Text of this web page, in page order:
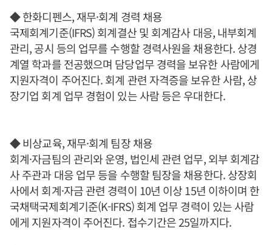
◆ 한화디펜스, 재무·회계 경력 채용
국제회계기준(IFRS) 회계결산 및 회계감사 대응, 내부회계
관리, 공시 등의 업무를 수행할 경력사원을 채용한다. 상경
계열 학과를 전공했으며 담당업무 경력을 보유한 사람에게
지원자격이 주어진다. 회계 관련 자격증을 보유한 사람, 상
장기업 회계 업무 경험이 있는 사람 등은 우대한다.
◆ 비상교육, 재무·회계 팀장 채용
회계·자금팀의 관리와 운영, 법인세 관련 업무, 외부 회계감
사 주관과 대응 업무 등을 수행할 팀장을 채용한다. 상장회
사에서 회계·자금 관련 경력이 10년 이상 15년 이하이며 한
국채택국제회계기준(K-IFRS) 회계 업무 경력이 있는 사람
에게 지원자격이 주어진다. 접수기간은 25일까지다.